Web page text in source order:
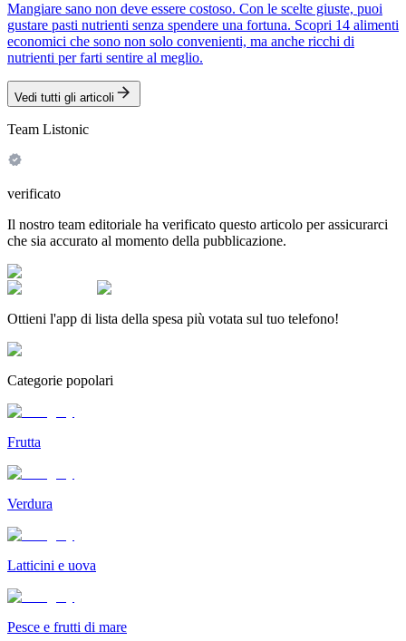
Mangiare sano non deve essere costoso. Con le scelte giuste, puoi
gustare pasti nutrienti senza spendere una fortuna. Scopri 14 alimenti
economici che sono non solo convenienti, ma anche ricchi di
nutrienti per farti sentire al meglio.
Vedi tutti gli articoli
Team Listonic
verificato
Il nostro team editoriale ha verificato questo articolo per assicurarci
che sia accurato al momento della pubblicazione.
Ottieni l'app di lista della spesa più votata sul tuo telefono!
Categorie popolari
Frutta
Verdura
Latticini e uova
Pesce e frutti di mare